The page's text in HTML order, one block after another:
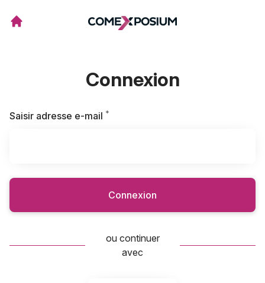
Connexion
Saisir adresse e-mail *
Connexion
ou continuer
avec